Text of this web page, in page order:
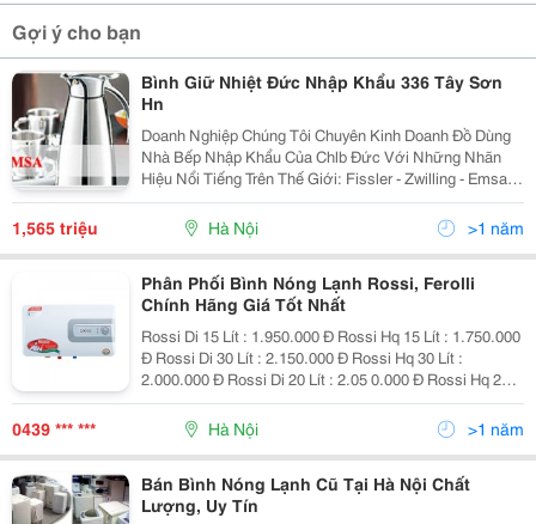
Gợi ý cho bạn
Bình Giữ Nhiệt Đức Nhập Khẩu 336 Tây Sơn
Hn
Doanh Nghiệp Chúng Tôi Chuyên Kinh Doanh Đồ Dùng
Nhà Bếp Nhập Khẩu Của Chlb Đức Với Những Nhãn
Hiệu Nổi Tiếng Trên Thế Giới: Fissler - Zwilling - Emsa -
Reidel Với Hàng Trăm Mẫu Mã Sản Phẩm Dụng Cụ Nhà
Bếp Như Nồi Áp Suất, Dao, Nồi Xoong, Thìa Dĩa...
1,565 triệu Hà Nội >1 năm
Phân Phối Bình Nóng Lạnh Rossi, Ferolli
Chính Hãng Giá Tốt Nhất
Rossi Di 15 Lít : 1.950.000 Đ Rossi Hq 15 Lít : 1.750.000
Đ Rossi Di 30 Lít : 2.150.000 Đ Rossi Hq 30 Lít :
2.000.000 Đ Rossi Di 20 Lít : 2.05 0.000 Đ Rossi Hq 20
Lít : 1.850.000 Đ Rossi R30-Ti : 1.750.000 Đ Rossi R20-
Ti : 1.650.000 Đ
0439 *** *** Hà Nội >1 năm
Bán Bình Nóng Lạnh Cũ Tại Hà Nội Chất
Lượng, Uy Tín